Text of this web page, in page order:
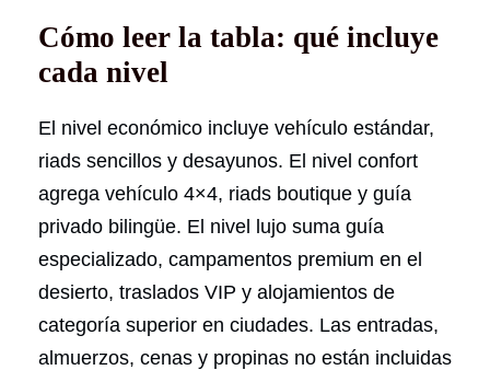
Cómo leer la tabla: qué incluye
cada nivel
El nivel económico incluye vehículo estándar,
riads sencillos y desayunos. El nivel confort
agrega vehículo 4×4, riads boutique y guía
privado bilingüe. El nivel lujo suma guía
especializado, campamentos premium en el
desierto, traslados VIP y alojamientos de
categoría superior en ciudades. Las entradas,
almuerzos, cenas y propinas no están incluidas